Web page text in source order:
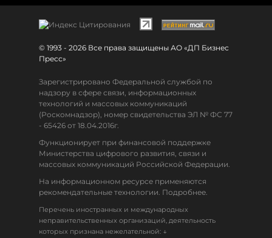
© 1993 - 2026 Все права защищены АО «ДП Бизнес
Пресс»
Зарегистрировано Федеральной службой по
надзору в сфере связи, информационных
технологий и массовых коммуникаций
(Роскомнадзор), номер свидетельства ЭЛ № ФС 77
- 65426 от 18.04.2016г.
Функционирует при финансовой поддержке
Министерства цифрового развития, связи и
массовых коммуникаций Российской Федерации.
На информационном ресурсе применяются
рекомендательные технологии. Подробнее.
Перечень иностранных и международных
неправительственных организаций, деятельность
которых признана нежелательной: ↓